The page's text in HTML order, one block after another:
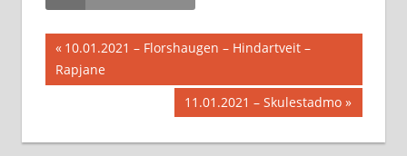
Innleggsnavigasjon
Previous
Post:
10.01.2021 – Florshaugen – Hindartveit –
Rapjane
Next
Post:
11.01.2021 – Skulestadmo